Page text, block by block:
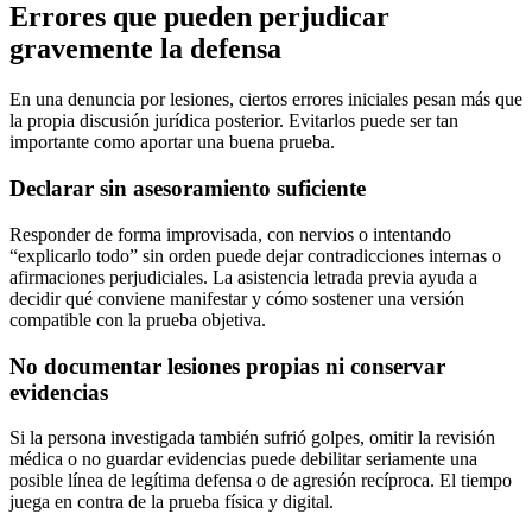
Errores que pueden perjudicar
gravemente la defensa
En una denuncia por lesiones, ciertos errores iniciales pesan más que
la propia discusión jurídica posterior. Evitarlos puede ser tan
importante como aportar una buena prueba.
Declarar sin asesoramiento suficiente
Responder de forma improvisada, con nervios o intentando
“explicarlo todo” sin orden puede dejar contradicciones internas o
afirmaciones perjudiciales. La asistencia letrada previa ayuda a
decidir qué conviene manifestar y cómo sostener una versión
compatible con la prueba objetiva.
No documentar lesiones propias ni conservar
evidencias
Si la persona investigada también sufrió golpes, omitir la revisión
médica o no guardar evidencias puede debilitar seriamente una
posible línea de legítima defensa o de agresión recíproca. El tiempo
juega en contra de la prueba física y digital.